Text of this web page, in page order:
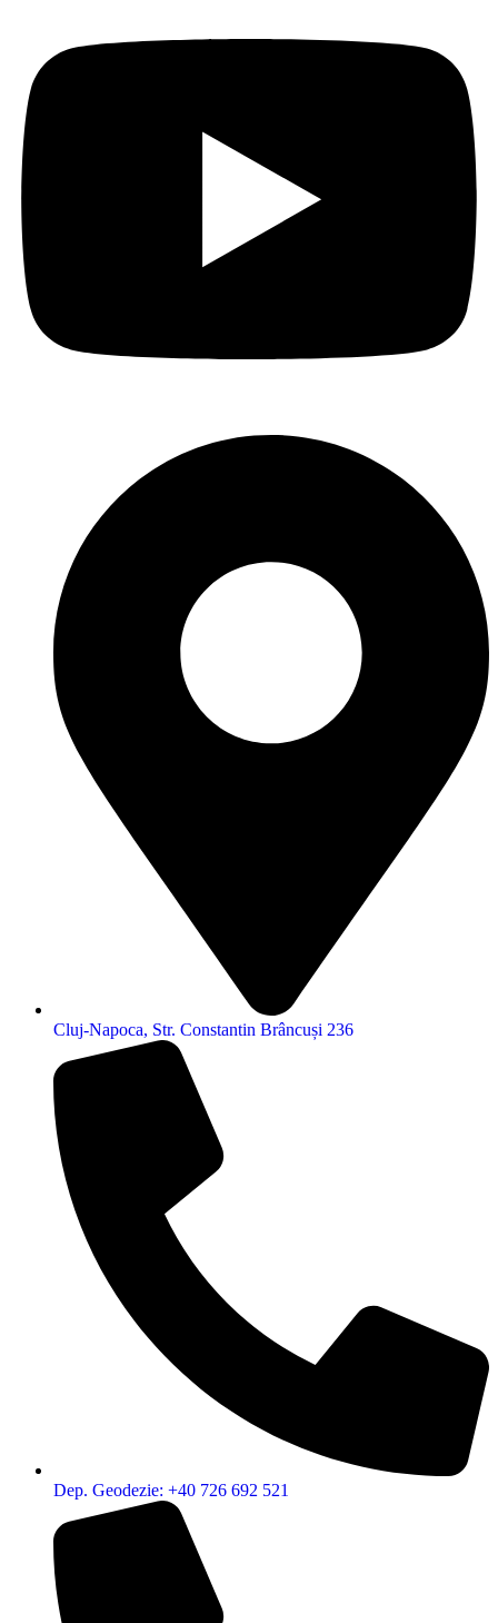
Cluj-Napoca, Str. Constantin Brâncuși 236
Dep. Geodezie: +40 726 692 521